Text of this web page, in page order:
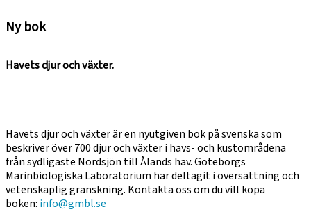
Ny bok
Havets djur och växter.
Havets djur och växter är en nyutgiven bok på svenska som
beskriver över 700 djur och växter i havs- och kustområdena
från sydligaste Nordsjön till Ålands hav. Göteborgs
Marinbiologiska Laboratorium har deltagit i översättning och
vetenskaplig granskning. Kontakta oss om du vill köpa
boken: info@gmbl.se